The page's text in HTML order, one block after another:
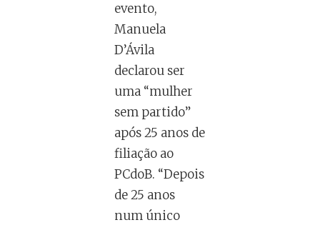
evento,
Manuela
D’Ávila
declarou ser
uma “mulher
sem partido”
após 25 anos de
filiação ao
PCdoB. “Depois
de 25 anos
num único